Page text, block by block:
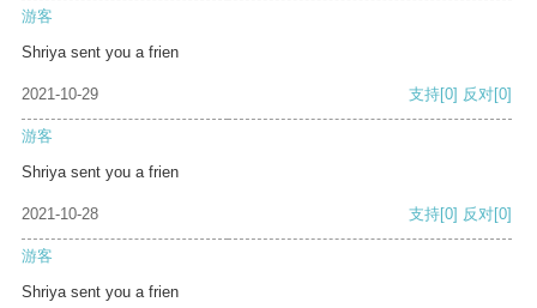
游客
Shriya sent you a frien
2021-10-29 支持[0] 反对[0]
游客
Shriya sent you a frien
2021-10-28 支持[0] 反对[0]
游客
Shriya sent you a frien